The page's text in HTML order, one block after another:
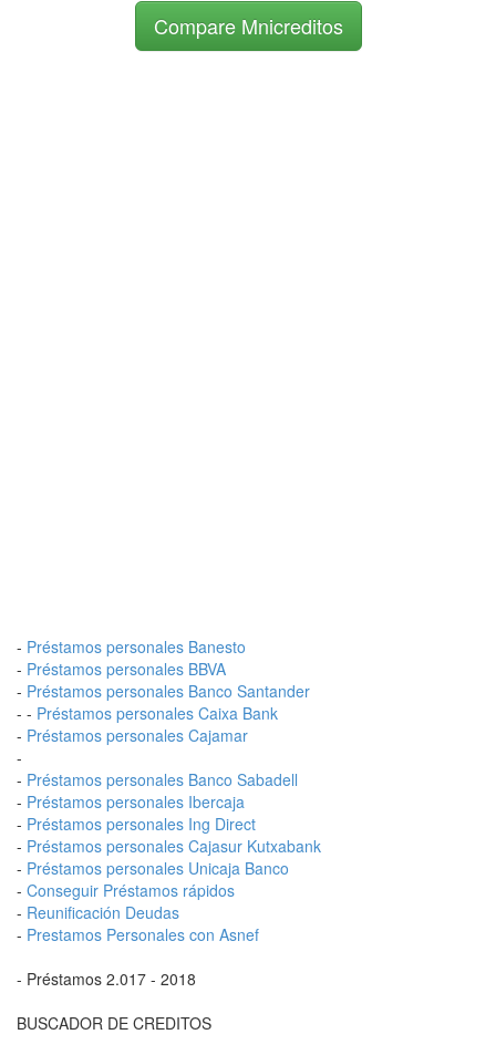
Compare Mnicreditos
- Préstamos personales Banesto
- Préstamos personales BBVA
- Préstamos personales Banco Santander
- - Préstamos personales Caixa Bank
- Préstamos personales Cajamar
-
- Préstamos personales Banco Sabadell
- Préstamos personales Ibercaja
- Préstamos personales Ing Direct
- Préstamos personales Cajasur Kutxabank
- Préstamos personales Unicaja Banco
- Conseguir Préstamos rápidos
- Reunificación Deudas
- Prestamos Personales con Asnef
- Préstamos 2.017 - 2018
BUSCADOR DE CREDITOS